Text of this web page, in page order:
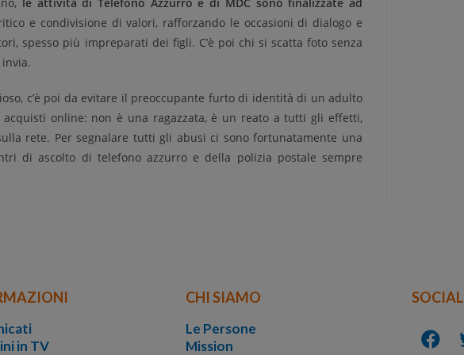
e condivisione di valori, rafforzando le occasioni di dialogo e
spesso più impreparati dei figli. C’è poi chi si scatta foto senza
c’è poi da evitare il preoccupante furto di identità di un adulto
online: non è una ragazzata, è un reato a tutti gli effetti,
rete. Per segnalare tutti gli abusi ci sono fortunatamente una
di ascolto di telefono azzurro e della polizia postale sempre
in TV
CHI SIAMO
Le Persone
Mission
SOCIAL